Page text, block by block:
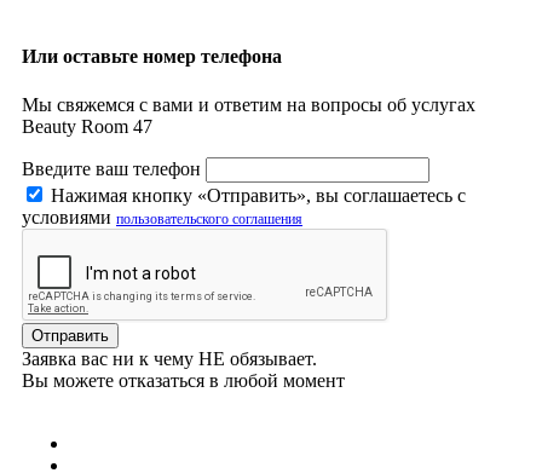
Или оставьте номер телефона
Мы свяжемся с вами и ответим на вопросы об услугах
Beauty Room 47
Введите ваш телефон
Нажимая кнопку «Отправить», вы соглашаетесь с
условиями пользовательского соглашения
Заявка вас ни к чему НЕ обязывает.
Вы можете отказаться в любой момент